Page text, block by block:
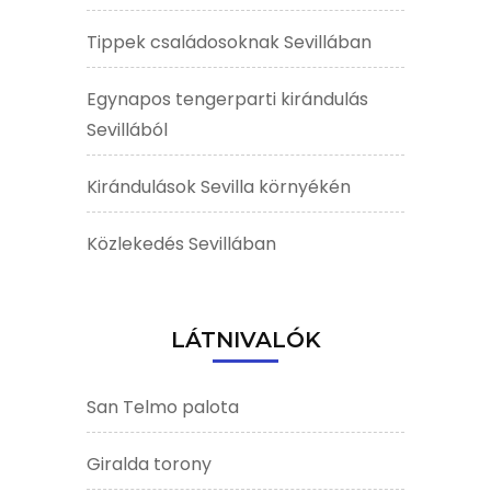
Tippek családosoknak Sevillában
Egynapos tengerparti kirándulás
Sevillából
Kirándulások Sevilla környékén
Közlekedés Sevillában
LÁTNIVALÓK
San Telmo palota
Giralda torony